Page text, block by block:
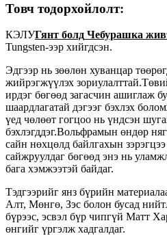
Товч тодорхойлолт:
КЭЛУГянт болд Чебурашка
Tungsten-ээр хийгдсэн.
Эдгээр нь зөөлөн хуванцар
жийрэгжүүлэх
ирдэг бөгөөд загасчин ашиглаж
шаардлагатай дэгээг бэхлэх
үед чөлөөт гогцоо нь үндсэн
бэхлэгддэг.Вольфрамын өндөр
сайн нөхцөлд байлгахын
сайжруулдаг бөгөөд энэ нь
бага хэмжээтэй байдаг.
Тэдгээрийг янз бүрийн
Алт, Мөнгө, Зэс болон бусад
бүрээс, эсвэл бүр чипгүй Матт
өнгийг үргэлж хадгалдаг.